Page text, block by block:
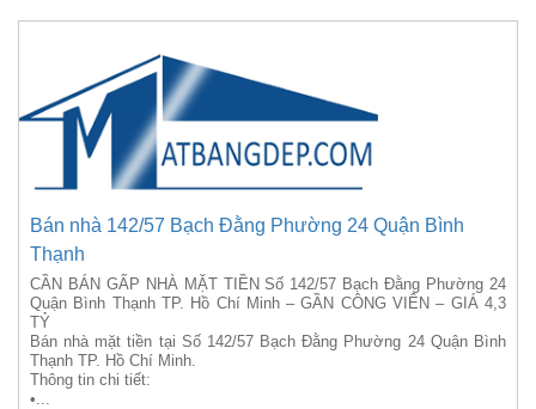
Bán nhà 142/57 Bạch Đằng Phường 24 Quận Bình
Thạnh
CẦN BÁN GẤP NHÀ MẶT TIỀN Số 142/57 Bạch Đằng Phường 24
Quận Bình Thạnh TP. Hồ Chí Minh – GẦN CÔNG VIÊN – GIÁ 4,3
TỶ
Bán nhà mặt tiền tại Số 142/57 Bạch Đằng Phường 24 Quận Bình
Thạnh TP. Hồ Chí Minh.
Thông tin chi tiết:
•...